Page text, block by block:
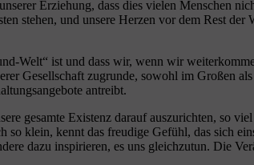
Erziehung, dass dies vielen Menschen
stehen, und unsere Herzen vor dem Rest
Welt“ ist und dass wir, wenn wir
Gesellschaft zugrunde, sowohl im Großen
antreibt.
gesamte Existenz darauf auszurichten, so
so klein, kennt das freudige Gefühl, das sich
dazu inspirieren, es uns gleichzutun. Die